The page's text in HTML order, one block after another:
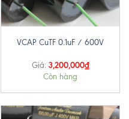
VCAP CuTF 0.1uF / 600V
Giá: 3,200,000₫
Còn hàng